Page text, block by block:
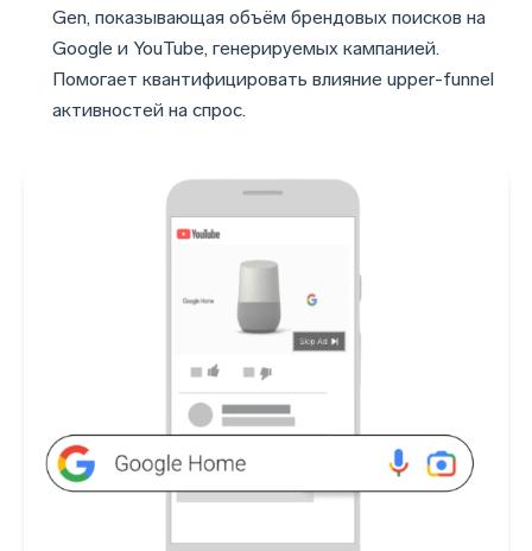
Gen, показывающая объём брендовых поисков на
Google и YouTube, генерируемых кампанией.
Помогает квантифицировать влияние upper-funnel
активностей на спрос.